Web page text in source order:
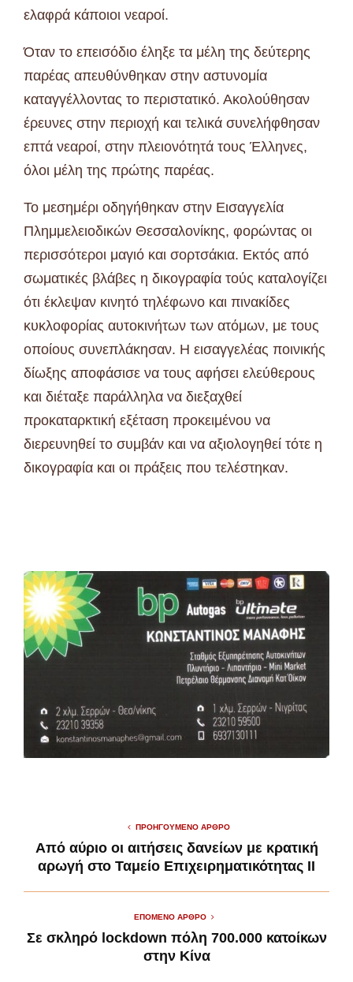
ελαφρά κάποιοι νεαροί.
Όταν το επεισόδιο έληξε τα μέλη της δεύτερης
παρέας απευθύνθηκαν στην αστυνομία
καταγγέλλοντας το περιστατικό. Ακολούθησαν
έρευνες στην περιοχή και τελικά συνελήφθησαν
επτά νεαροί, στην πλειονότητά τους Έλληνες,
όλοι μέλη της πρώτης παρέας.
Το μεσημέρι οδηγήθηκαν στην Εισαγγελία
Πλημμελειοδικών Θεσσαλονίκης, φορώντας οι
περισσότεροι μαγιό και σορτσάκια. Εκτός από
σωματικές βλάβες η δικογραφία τούς καταλογίζει
ότι έκλεψαν κινητό τηλέφωνο και πινακίδες
κυκλοφορίας αυτοκινήτων των ατόμων, με τους
οποίους συνεπλάκησαν. Η εισαγγελέας ποινικής
δίωξης αποφάσισε να τους αφήσει ελεύθερους
και διέταξε παράλληλα να διεξαχθεί
προκαταρκτική εξέταση προκειμένου να
διερευνηθεί το συμβάν και να αξιολογηθεί τότε η
δικογραφία και οι πράξεις που τελέστηκαν.
ΠΡΟΗΓΟΎΜΕΝΟ ΆΡΘΡΟ
Από αύριο οι αιτήσεις δανείων με κρατική
αρωγή στο Ταμείο Επιχειρηματικότητας ΙΙ
ΕΠΌΜΕΝΟ ΆΡΘΡΟ
Σε σκληρό lockdown πόλη 700.000 κατοίκων
στην Κίνα